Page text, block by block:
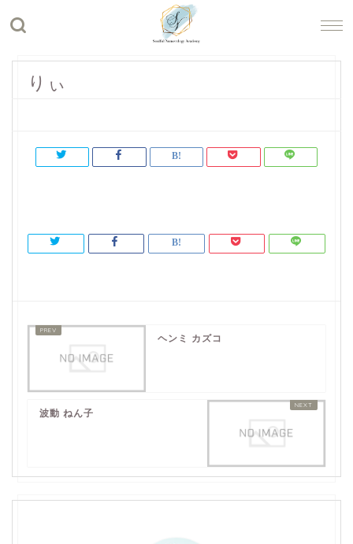
りぃ
ヘンミ カズコ
波動 ねん子